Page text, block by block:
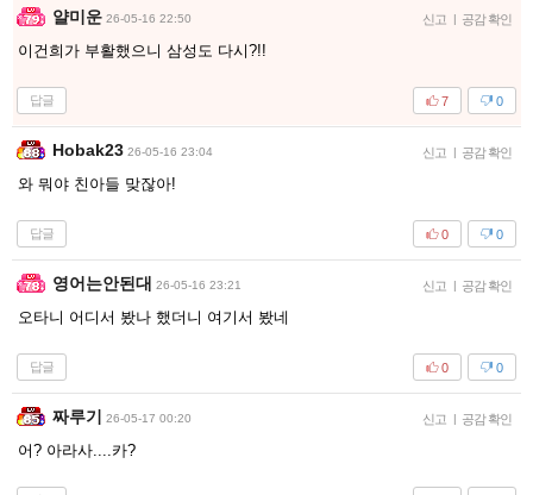
얄미운 26-05-16 22:50 신고 | 공감 확인
이건희가 부활했으니 삼성도 다시?!!
답글 0
7
Hobak23 26-05-16 23:04 신고 | 공감 확인
와 뭐야 친아들 맞잖아!
답글 0
0
영어는안된대 26-05-16 23:21 신고 | 공감 확인
오타니 어디서 봤나 했더니 여기서 봤네
답글 0
0
짜루기 26-05-17 00:20 신고 | 공감 확인
어? 아라사....카?